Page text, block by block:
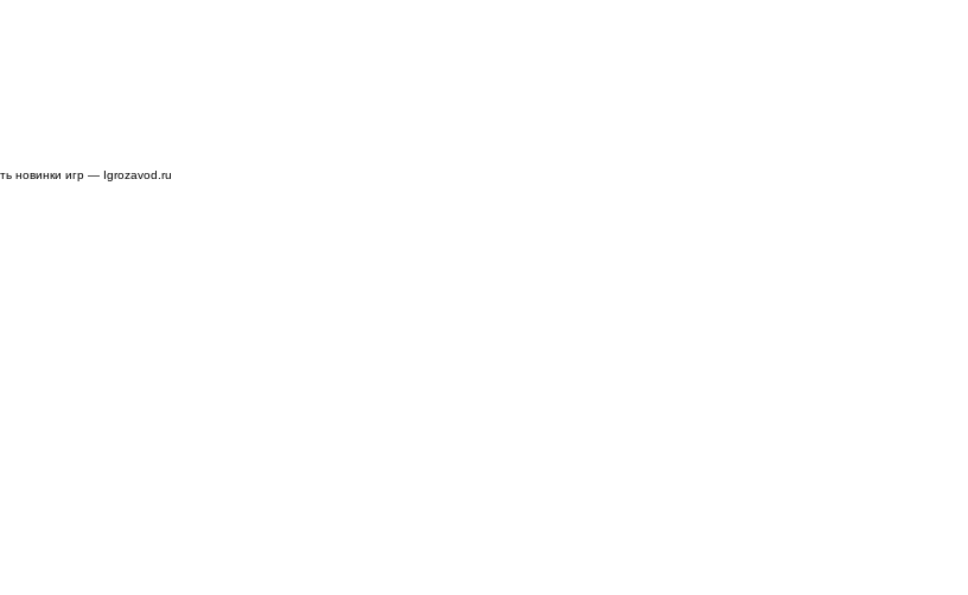
новинки игр — Igrozavod.ru